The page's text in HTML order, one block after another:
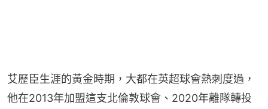
艾歷臣生涯的黃金時期，大都在英超球會熱刺度過，
他在2013年加盟這支北倫敦球會、2020年離隊轉投